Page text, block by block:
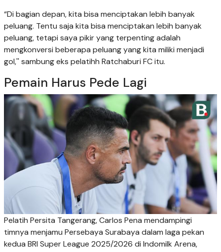
“Di bagian depan, kita bisa menciptakan lebih banyak
peluang. Tentu saja kita bisa menciptakan lebih banyak
peluang, tetapi saya pikir yang terpenting adalah
mengkonversi beberapa peluang yang kita miliki menjadi
gol,'' sambung eks pelatihh Ratchaburi FC itu.
Pemain Harus Pede Lagi
Pelatih Persita Tangerang, Carlos Pena mendampingi
timnya menjamu Persebaya Surabaya dalam laga pekan
kedua BRI Super League 2025/2026 di Indomilk Arena,